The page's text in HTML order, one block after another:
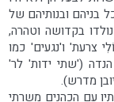
בניהם ובנותיהם של
בקדושה וטהרה,
צרעת' ו'נגעים' כמו
('שתי ידות' לר'
מדרש).
עם הכהנים משרתי